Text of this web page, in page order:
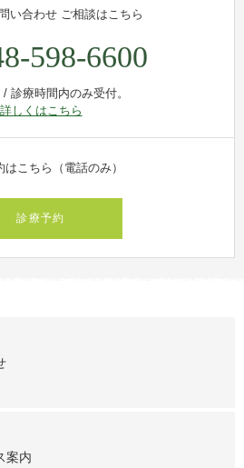
い合わせご相談はこちら
598-6600
診療時間内のみ受付。
詳しくはこちら
はこちら（電話のみ）
診療予約
案内